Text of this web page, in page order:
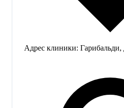
Адрес клиники: Гарибальди,